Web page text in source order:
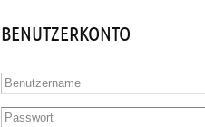
BENUTZERKONTO
Benutzername
Passwort